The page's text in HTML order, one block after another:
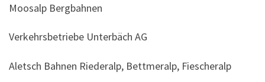
Moosalp Bergbahnen
Verkehrsbetriebe Unterbäch AG
Aletsch Bahnen Riederalp, Bettmeralp, Fiescheralp